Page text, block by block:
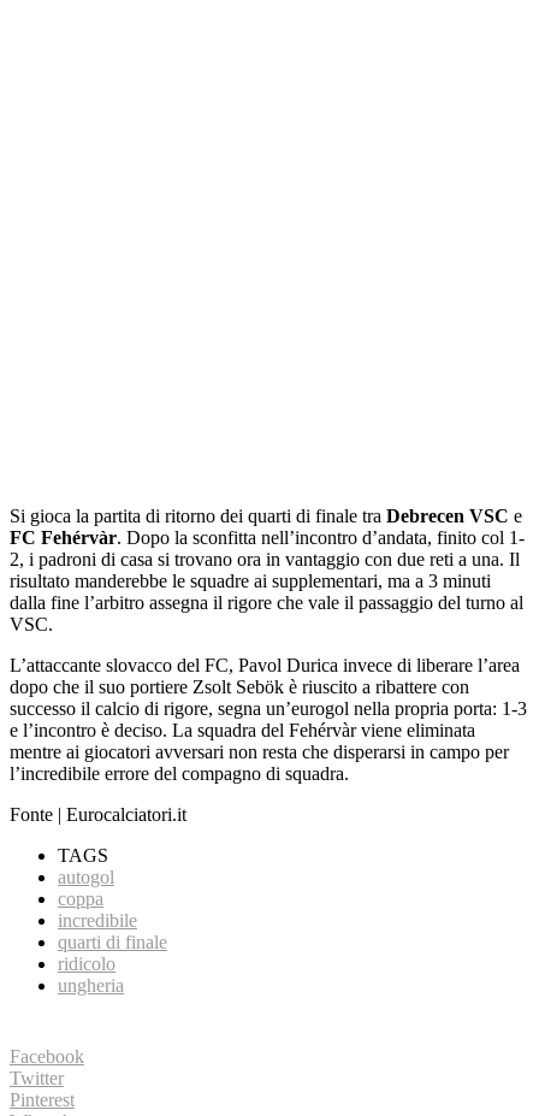
Si gioca la partita di ritorno dei quarti di finale tra Debrecen VSC e
FC Fehérvàr. Dopo la sconfitta nell’incontro d’andata, finito col 1-
2, i padroni di casa si trovano ora in vantaggio con due reti a una. Il
risultato manderebbe le squadre ai supplementari, ma a 3 minuti
dalla fine l’arbitro assegna il rigore che vale il passaggio del turno al
VSC.
L’attaccante slovacco del FC, Pavol Durica invece di liberare l’area
dopo che il suo portiere Zsolt Sebök è riuscito a ribattere con
successo il calcio di rigore, segna un’eurogol nella propria porta: 1-3
e l’incontro è deciso. La squadra del Fehérvàr viene eliminata
mentre ai giocatori avversari non resta che disperarsi in campo per
l’incredibile errore del compagno di squadra.
Fonte | Eurocalciatori.it
TAGS
autogol
coppa
incredibile
quarti di finale
ridicolo
ungheria
Facebook
Twitter
Pinterest